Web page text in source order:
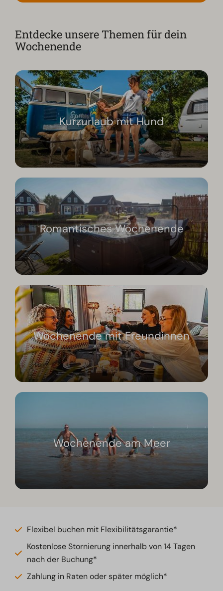
Entdecke unsere Themen für dein
Wochenende
Kurzurlaub mit Hund
Romantisches Wochenende
Wochenende mit Freundinnen
Wochenende am Meer
Flexibel buchen mit Flexibilitätsgarantie*
Kostenlose Stornierung innerhalb von 14 Tagen
nach der Buchung*
Zahlung in Raten oder später möglich*